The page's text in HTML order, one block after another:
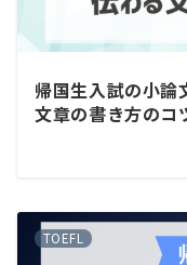
帰国生入試の小論
文章の書き方のコ
TOEFL